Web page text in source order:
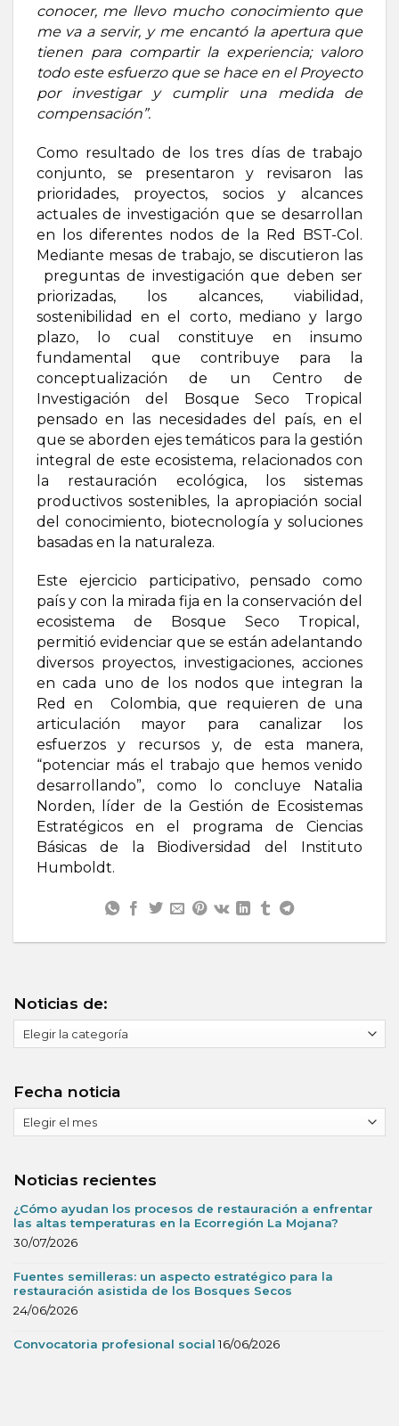
conocer, me llevo mucho conocimiento que
me va a servir, y me encantó la apertura que
tienen para compartir la experiencia; valoro
todo este esfuerzo que se hace en el Proyecto
por investigar y cumplir una medida de
compensación”.
Como resultado de los tres días de trabajo
conjunto, se presentaron y revisaron las
prioridades, proyectos, socios y alcances
actuales de investigación que se desarrollan
en los diferentes nodos de la Red BST-Col.
Mediante mesas de trabajo, se discutieron las
preguntas de investigación que deben ser
priorizadas, los alcances, viabilidad,
sostenibilidad en el corto, mediano y largo
plazo, lo cual constituye en insumo
fundamental que contribuye para la
conceptualización de un Centro de
Investigación del Bosque Seco Tropical
pensado en las necesidades del país, en el
que se aborden ejes temáticos para la gestión
integral de este ecosistema, relacionados con
la restauración ecológica, los sistemas
productivos sostenibles, la apropiación social
del conocimiento, biotecnología y soluciones
basadas en la naturaleza.
Este ejercicio participativo, pensado como
país y con la mirada fija en la conservación del
ecosistema de Bosque Seco Tropical,
permitió evidenciar que se están adelantando
diversos proyectos, investigaciones, acciones
en cada uno de los nodos que integran la
Red en Colombia, que requieren de una
articulación mayor para canalizar los
esfuerzos y recursos y, de esta manera,
“potenciar más el trabajo que hemos venido
desarrollando”, como lo concluye Natalia
Norden, líder de la Gestión de Ecosistemas
Estratégicos en el programa de Ciencias
Básicas de la Biodiversidad del Instituto
Humboldt.
Noticias de:
de:
Fecha noticia
noticia
Noticias recientes
¿Cómo ayudan los procesos de restauración a enfrentar
las altas temperaturas en la Ecorregión La Mojana?
30/07/2026
Fuentes semilleras: un aspecto estratégico para la
restauración asistida de los Bosques Secos
24/06/2026
Convocatoria profesional social 16/06/2026